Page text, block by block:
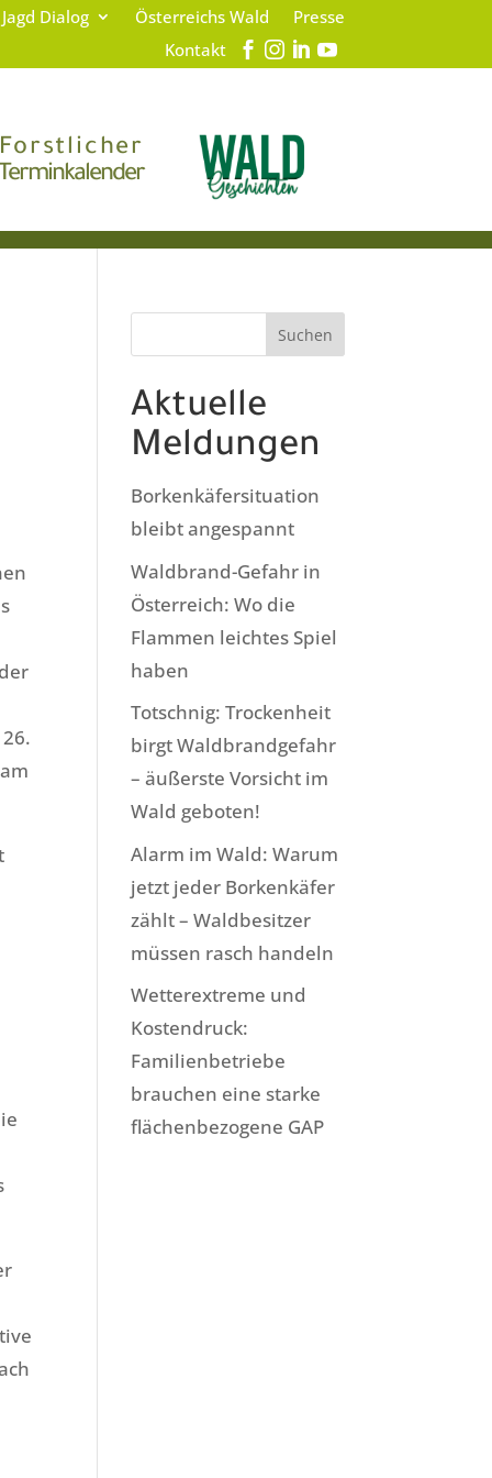
Dialog Österreichs Wald
Presse
Kontakt
Forstlicher
Suchen
Aktuelle
Meldungen
Borkenkäfersituation
bleibt angespannt
Waldbrand-Gefahr in
Österreich: Wo die
Flammen leichtes Spiel
haben
Totschnig: Trockenheit
birgt Waldbrandgefahr
– äußerste Vorsicht im
Wald geboten!
Alarm im Wald: Warum
jetzt jeder Borkenkäfer
zählt – Waldbesitzer
müssen rasch handeln
Wetterextreme und
Kostendruck:
Familienbetriebe
brauchen eine starke
flächenbezogene GAP